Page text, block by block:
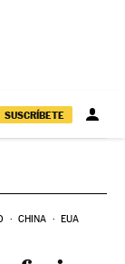
SUSCRÍBETE
CHINA EUA